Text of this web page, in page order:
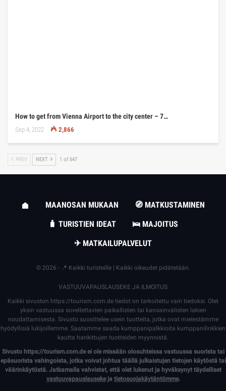
How to get from Vienna Airport to the city center – 7…
Sep 4, 2022 2,866
PREV NEXT 1 of 647
MAANOSAN MUKAAN
🧭 MATKUSTAMINEN
🧳 TURISTIEN IDEAT
🛌 MAJOITUS
✈ MATKAILUPALVELUT
© 2026 - 📍 Kaikki turisteille | Kaikki oikeudet pidätetään.
VASTUUVAPAUSLAUSEKE JA ILMOITUS
Kaikki sivuston https://tourism.com.de tiedot on tarkoitettu vain tiedoksi. Olet
yksin vastuussa sovellettavien paikallisten tai kansainvälisten lakien
noudattamisesta. Sivusto suosittelee usein tuotteita, jotka ovat mielestämme
hyödyllisiä lukijoillemme. Saatamme saada kumppanipalkkioita kumppanilinkkien
kautta hankittujen tuotteiden myynnistä.
Sivusto https://tourism.com.deei ole missään olosuhteissa vastuussa suorista tai
epäsuorista vahingoista, jotka voivat johtua täällä julkaistujen tietojen käytöstä tai
väärinkäytöstä. Jatkamalla vahvistat, että olet lukenut ja hyväksynyt täydelliset
vastuuvapauslausekeja tietosuojakäytäntömme.